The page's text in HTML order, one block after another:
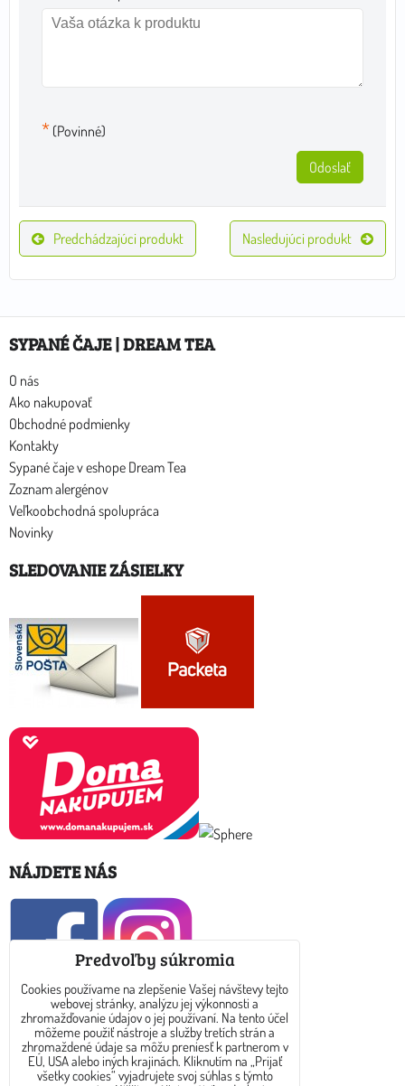
* (Povinné)
Odoslať
Predchádzajúci produkt Nasledujúci produkt
SYPANÉ ČAJE | DREAM TEA
O nás
Ako nakupovať
Obchodné podmienky
Kontakty
Sypané čaje v eshope Dream Tea
Zoznam alergénov
Veľkoobchodná spolupráca
Novinky
SLEDOVANIE ZÁSIELKY
NÁJDETE NÁS
KONTAKT
E-mail: info@dreamtea.sk
Predvoľby súkromia
Cookies používame na zlepšenie Vašej návštevy tejto
webovej stránky, analýzu jej výkonnosti a
zhromažďovanie údajov o jej používaní. Na tento účel
môžeme použiť nástroje a služby tretích strán a
zhromaždené údaje sa môžu preniesť k partnerom v
EÚ, USA alebo iných krajinách. Kliknutím na „Prijať
všetky cookies“ vyjadrujete svoj súhlas s týmto